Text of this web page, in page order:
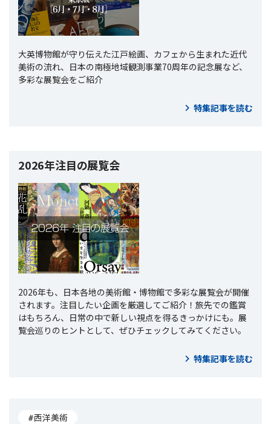
大英博物館が守り伝えた江戸絵画、カフェから生まれた近代
美術の流れ、日本の南極地域観測事業70周年の記念展など、
多彩な展覧会をご紹介
特集記事を読む
2026年注目の展覧会
2026年も、日本各地の美術館・博物館で多彩な展覧会が開催
されます。注目したい企画を厳選してご紹介！旅先での鑑賞
はもちろん、日常の中で新しい視点を得るきっかけにも。展
覧会巡りのヒントとして、ぜひチェックしてみてください。
特集記事を読む
#西洋美術